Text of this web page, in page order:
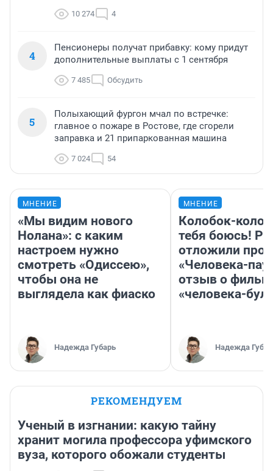
10 274 4
4
Пенсионеры получат прибавку: кому придут
дополнительные выплаты с 1 сентября
7 485 Обсудить
5
Полыхающий фургон мчал по встречке:
главное о пожаре в Ростове, где сгорели
заправка и 21 припаркованная машина
7 024 54
МНЕНИЕ
«Мы видим нового
Нолана»: с каким
настроем нужно
смотреть «Одиссею»,
чтобы она не
выглядела как фиаско
Надежда Губарь
МНЕНИЕ
Колобок-
тебя боюсь!
отложили
«Человека-
отзыв о
«человека-
Надежда
РЕКОМЕНДУЕМ
Ученый в изгнании: какую тайну
хранит могила профессора уфимского
вуза, которого обожали студенты